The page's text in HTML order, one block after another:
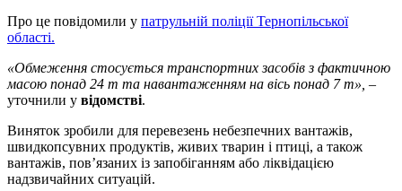
Про це повідомили у патрульній поліції Тернопільської
області.
«Обмеження стосується транспортних засобів з фактичною
масою понад 24 т та навантаженням на вісь понад 7 т», –
уточнили у відомстві.
Виняток зробили для перевезень небезпечних вантажів,
швидкопсувних продуктів, живих тварин і птиці, а також
вантажів, пов’язаних із запобіганням або ліквідацією
надзвичайних ситуацій.